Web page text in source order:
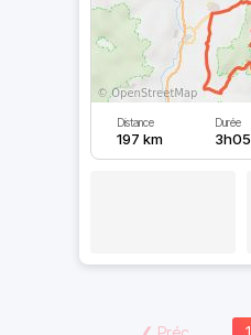
Distance
197 km
Durée
3h05